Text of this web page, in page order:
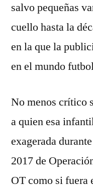
salvo pequeñas
cuello hasta la
en la que la
en el mundo
No menos crítico
a quien esa
exagerada
2017 de
OT como si fuera